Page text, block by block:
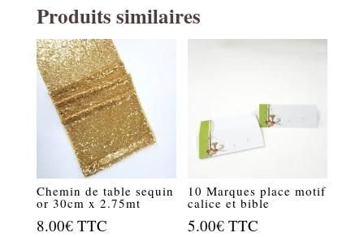
Produits similaires
Chemin de table sequin
or 30cm x 2.75mt
8.00€ TTC
10 Marques place motif
calice et bible
5.00€ TTC